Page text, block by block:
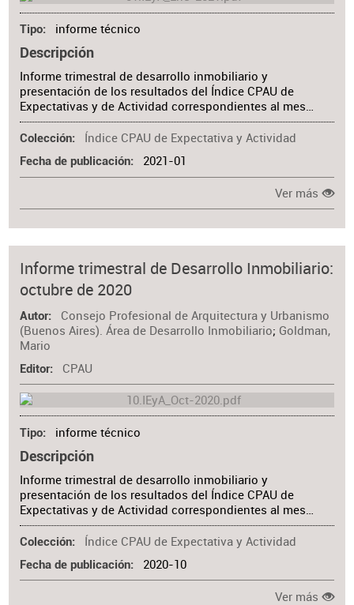
Tipo informe técnico
Descripción
Informe trimestral de desarrollo inmobiliario y
presentación de los resultados del Índice CPAU de
Expectativas y de Actividad correspondientes al mes…
Colección Índice CPAU de Expectativa y Actividad
Fecha de publicación 2021-01
Ver más
Informe trimestral de Desarrollo Inmobiliario:
octubre de 2020
Autor
Consejo Profesional de Arquitectura y Urbanismo
(Buenos Aires). Área de Desarrollo Inmobiliario; Goldman,
Mario
Editor CPAU
Tipo informe técnico
Descripción
Informe trimestral de desarrollo inmobiliario y
presentación de los resultados del Índice CPAU de
Expectativas y de Actividad correspondientes al mes…
Colección Índice CPAU de Expectativa y Actividad
Fecha de publicación 2020-10
Ver más